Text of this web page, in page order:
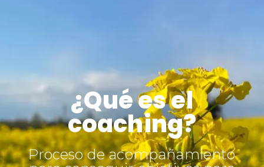
¿Qué es el
coaching?
Proceso de acompañamiento